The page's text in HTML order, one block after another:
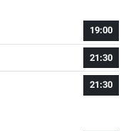
19:00
21:30
21:30